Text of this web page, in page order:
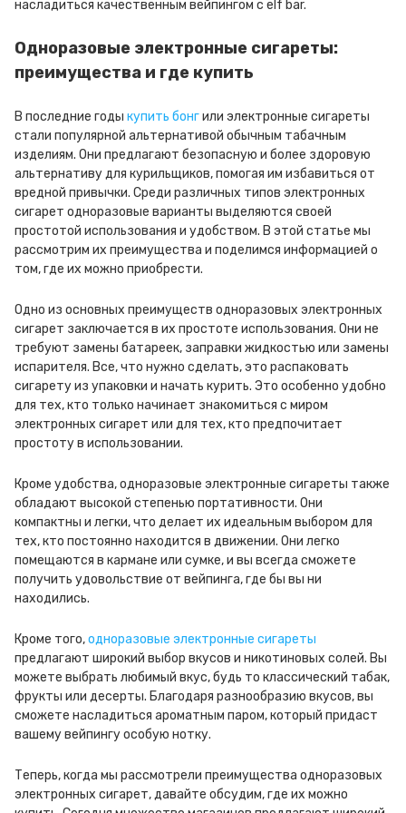
насладиться качественным вейпингом с elf bar.
Одноразовые электронные сигареты:
преимущества и где купить
В последние годы купить бонгили электронные сигареты
стали популярной альтернативой обычным табачным
изделиям. Они предлагают безопасную и более здоровую
альтернативу для курильщиков, помогая им избавиться от
вредной привычки. Среди различных типов электронных
сигарет одноразовые варианты выделяются своей
простотой использования и удобством. В этой статье мы
рассмотрим их преимущества и поделимся информацией о
том, где их можно приобрести.
Одно из основных преимуществ одноразовых электронных
сигарет заключается в их простоте использования. Они не
требуют замены батареек, заправки жидкостью или замены
испарителя. Все, что нужно сделать, это распаковать
сигарету из упаковки и начать курить. Это особенно удобно
для тех, кто только начинает знакомиться с миром
электронных сигарет или для тех, кто предпочитает
простоту в использовании.
Кроме удобства, одноразовые электронные сигареты также
обладают высокой степенью портативности. Они
компактны и легки, что делает их идеальным выбором для
тех, кто постоянно находится в движении. Они легко
помещаются в кармане или сумке, и вы всегда сможете
получить удовольствие от вейпинга, где бы вы ни
находились.
Кроме того,одноразовые электронные сигареты
предлагают широкий выбор вкусов и никотиновых солей. Вы
можете выбрать любимый вкус, будь то классический табак,
фрукты или десерты. Благодаря разнообразию вкусов, вы
сможете насладиться ароматным паром, который придаст
вашему вейпингу особую нотку.
Теперь, когда мы рассмотрели преимущества одноразовых
электронных сигарет, давайте обсудим, где их можно